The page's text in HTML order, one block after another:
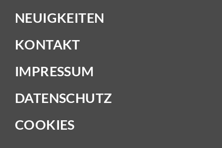
NEUIGKEITEN
KONTAKT
IMPRESSUM
DATENSCHUTZ
COOKIES